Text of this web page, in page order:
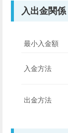
入出金関係
最小入金額
入金方法
出金方法